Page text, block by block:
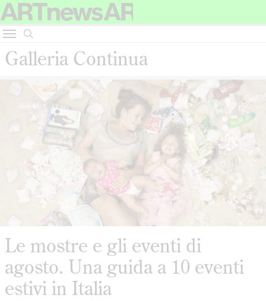
Galleria Continua
Le mostre e gli eventi di
agosto. Una guida a 10 eventi
estivi in Italia